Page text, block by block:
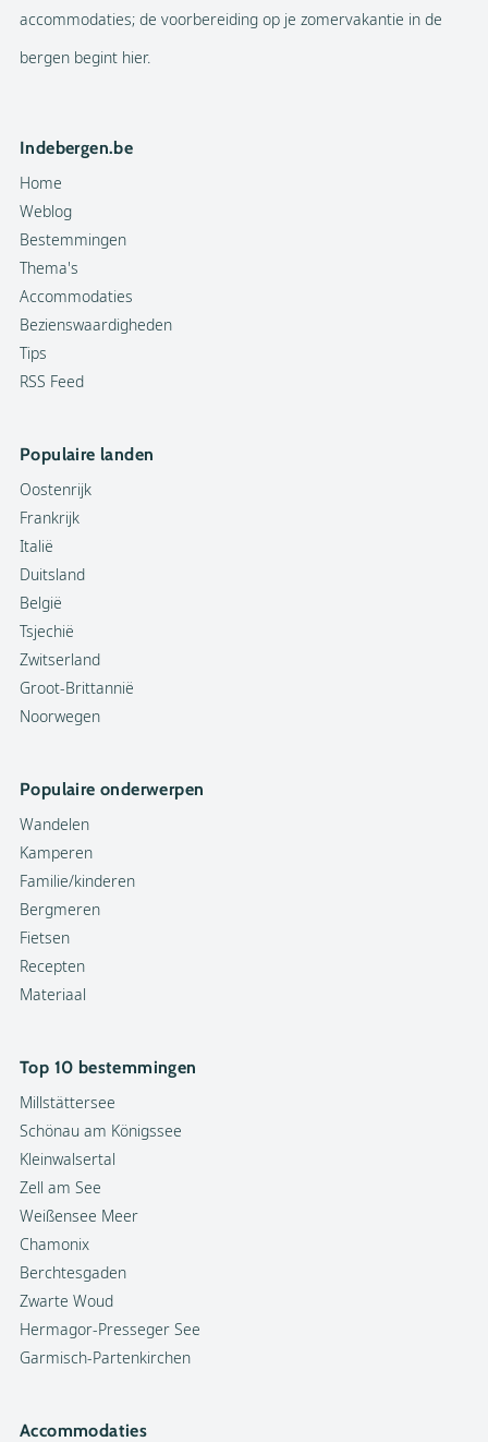
accommodaties; de voorbereiding op je zomervakantie in de
bergen begint hier.
Indebergen.be
Home
Weblog
Bestemmingen
Thema's
Accommodaties
Bezienswaardigheden
Tips
RSS Feed
Populaire landen
Oostenrijk
Frankrijk
Italië
Duitsland
België
Tsjechië
Zwitserland
Groot-Brittannië
Noorwegen
Populaire onderwerpen
Wandelen
Kamperen
Familie/kinderen
Bergmeren
Fietsen
Recepten
Materiaal
Top 10 bestemmingen
Millstättersee
Schönau am Königssee
Kleinwalsertal
Zell am See
Weißensee Meer
Chamonix
Berchtesgaden
Zwarte Woud
Hermagor-Presseger See
Garmisch-Partenkirchen
Accommodaties